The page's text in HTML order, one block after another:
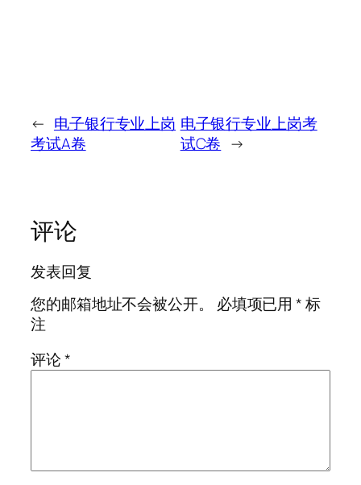
← 电子银行专业上岗
考试A卷
电子银行专业上岗考
试C卷 →
评论
发表回复
您的邮箱地址不会被公开。
必填项已用*标
注
评论*